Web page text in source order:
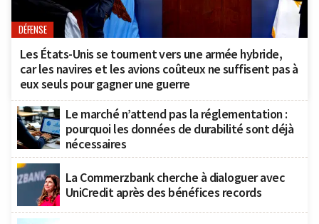
DÉFENSE
Les États-Unis se tournent vers une armée hybride,
car les navires et les avions coûteux ne suffisent pas à
eux seuls pour gagner une guerre
Le marché n’attend pas la réglementation :
pourquoi les données de durabilité sont déjà
nécessaires
La Commerzbank cherche à dialoguer avec
UniCredit après des bénéfices records